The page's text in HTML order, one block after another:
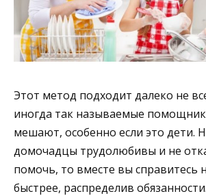
Этот метод подходит далеко не
иногда так называемые
мешают, особенно если это дети.
домочадцы трудолюбивы и не
помочь, то вместе вы справитесь
быстрее, распределив обязанности.